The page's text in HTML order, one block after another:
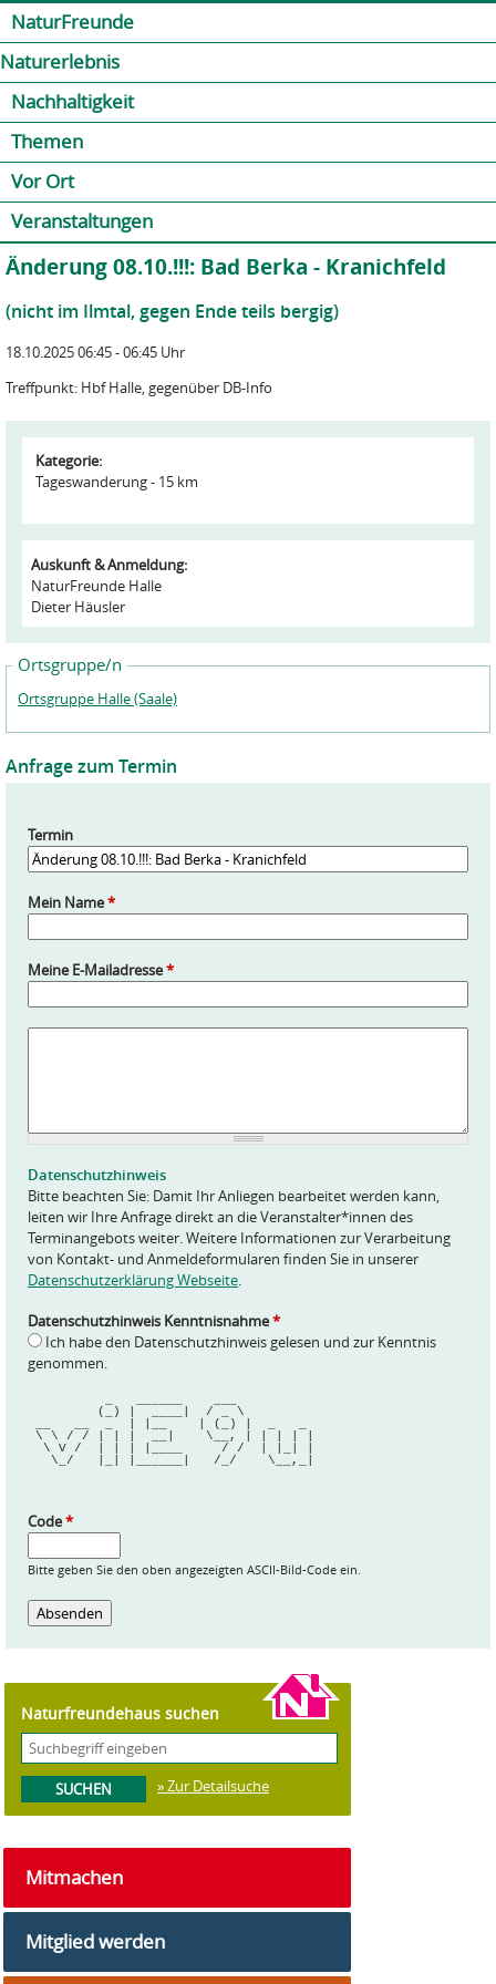
NaturFreunde
Naturerlebnis
Nachhaltigkeit
Themen
Vor Ort
Veranstaltungen
Änderung 08.10.!!!: Bad Berka - Kranichfeld
(nicht im Ilmtal, gegen Ende teils bergig)
18.10.2025 06:45 - 06:45 Uhr
Treffpunkt: Hbf Halle, gegenüber DB-Info
Kategorie:
Tageswanderung - 15 km
Auskunft & Anmeldung:
NaturFreunde Halle
Dieter Häusler
Ortsgruppe/n
Ortsgruppe Halle (Saale)
Anfrage zum Termin
Termin
Mein Name*
Meine E-Mailadresse*
*
Datenschutzhinweis
Bitte beachten Sie: Damit Ihr Anliegen bearbeitet werden kann,
leiten wir Ihre Anfrage direkt an die Veranstalter*innen des
Terminangebots weiter. Weitere Informationen zur Verarbeitung
von Kontakt- und Anmeldeformularen finden Sie in unserer
Datenschutzerklärung Webseite.
Datenschutzhinweis Kenntnisnahme*
Ich habe den Datenschutzhinweis gelesen und zur Kenntnis
genommen.
         (_) |  ____|  / _ \
__   __  _  | |__    | (_) |  _   _
\ \ / / | | |  __|    \__, | | | | |
  \ V /  | | | |____     / /  | |_| |
   \_/   |_| |______|   /_/    \__,_|
Code*
Bitte geben Sie den oben angezeigten ASCII-Bild-Code ein.
Naturfreundehaus suchen
» Zur Detailsuche
Mitmachen
Mitglied werden